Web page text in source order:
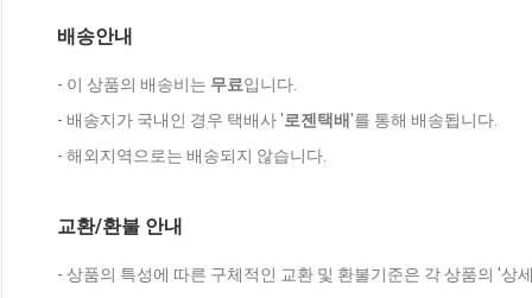
배송안내
- 이 상품의 배송비는 무료입니다.
- 배송지가 국내인 경우 택배사 '로젠택배'를 통해 배송됩니다.
- 해외지역으로는 배송되지 않습니다.
교환/환불 안내
- 상품의 특성에 따른 구체적인 교환 및 환불기준은 각 상품의 '상